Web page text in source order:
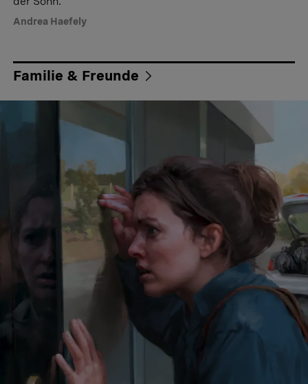
Andrea Haefely
Familie & Freunde